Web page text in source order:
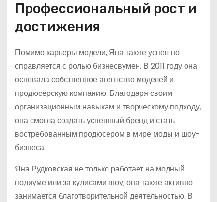
Профессиональный рост и
достижения
Помимо карьеры модели, Яна также успешно
справляется с ролью бизнесвумен. В 2011 году она
основала собственное агентство моделей и
продюсерскую компанию. Благодаря своим
организационным навыкам и творческому подходу,
она смогла создать успешный бренд и стать
востребованным продюсером в мире моды и шоу-
бизнеса.
Яна Рудковская не только работает на модный
подиуме или за кулисами шоу, она также активно
занимается благотворительной деятельностью. В